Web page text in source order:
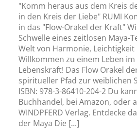
"Komm heraus aus dem Kreis
in den Kreis der Liebe" RUMI
in das "Flow-Orakel der Kraft"
Schwelle eines zeitlosen Maya-
Welt von Harmonie,
Willkommen zu einem Leben im
Lebenskraft! Das Flow Orakel
spiritueller Pfad zur weiblichen
ISBN: 978-3-86410-204-2 Du
Buchhandel, bei Amazon, oder
WINDPFERD Verlag. Entdecke
der Maya Die [...]